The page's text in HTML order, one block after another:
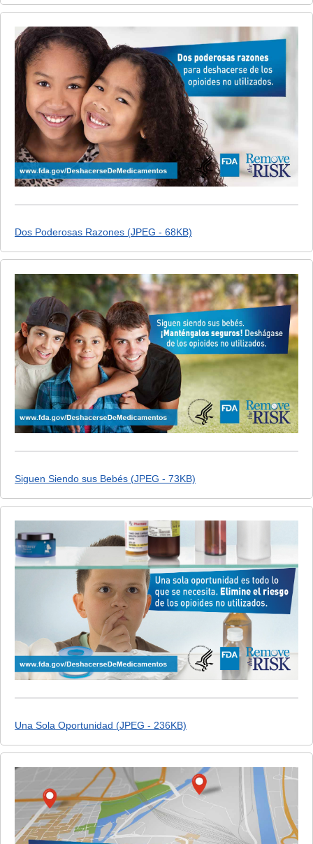
Dos Poderosas Razones (JPEG - 68KB)
Siguen Siendo sus Bebés (JPEG - 73KB)
Una Sola Oportunidad (JPEG - 236KB)